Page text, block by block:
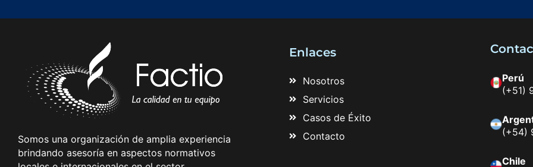
Somos una organización de amplia experiencia
brindando asesoría en aspectos normativos
Enlaces
Nosotros
Servicios
Casos de Éxito
Contacto
Perú
(+51)
(+54)
Chile